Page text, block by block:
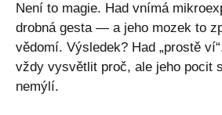
Není to magie. Had vnímá
drobná gesta — a jeho mozek to
vědomí. Výsledek? Had „prostě
vždy vysvětlit proč, ale jeho pocit
nemýlí.